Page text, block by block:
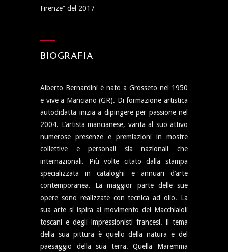
Firenze” del 2017
BIOGRAFIA
Alberto Bernardini è nato a Grosseto nel 1950
e vive a Manciano (GR). Di formazione artistica
autodidatta inizia a dipingere per passione nel
2004. L’artista mancianese, vanta al suo attivo
numerose presenze e premiazioni in mostre
collettive e personali sia nazionali che
internazionali. Più volte citato dalla stampa
specializzata in cataloghi e annuari d’arte
contemporanea. La maggior parte delle sue
opere sono realizzate con tecnica ad olio. La
sua arte si ispira al movimento dei Macchiaioli
toscani e degli lmpressionisti francesi. ll tema
della sua pittura è quello della natura e del
paesaggio della sua terra. Quella Maremma